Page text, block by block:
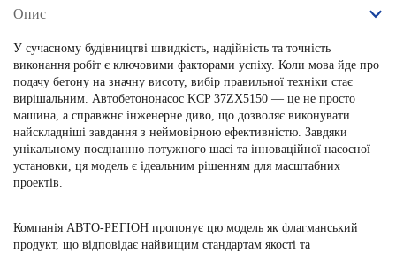
Опис
У сучасному будівництві швидкість, надійність та точність
виконання робіт є ключовими факторами успіху. Коли мова йде про
подачу бетону на значну висоту, вибір правильної техніки стає
вирішальним. Автобетононасос KCP 37ZX5150 — це не просто
машина, а справжнє інженерне диво, що дозволяє виконувати
найскладніші завдання з неймовірною ефективністю. Завдяки
унікальному поєднанню потужного шасі та інноваційної насосної
установки, ця модель є ідеальним рішенням для масштабних
проектів.
Компанія АВТО-РЕГІОН пропонує цю модель як флагманський
продукт, що відповідає найвищим стандартам якості та